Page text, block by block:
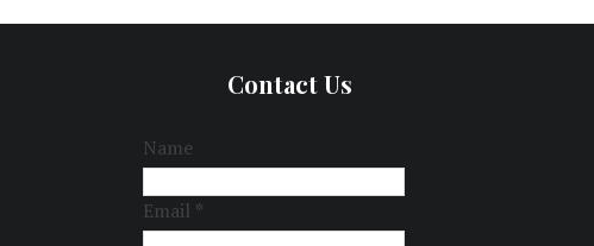
Contact Us
Name
Email *